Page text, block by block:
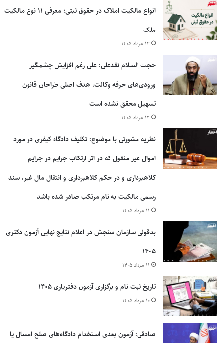
انواع مالکیت املاک در حقوق ثبتی؛ معرفی ۱۱ نوع مالکیت
ملک
۱۲ مرداد ۱۴۰۵
حجت السلام نقدعلی: علی رغم افزایش چشمگیر
ورودی‌های حرفه وکالت، هدف اصلی طراحان قانون
تسهیل محقق نشده است
۱۴ مرداد ۱۴۰۵
نظریه مشورتی با موضوع: تکلیف دادگاه کیفری در مورد
اموال غیر منقول که در اثر ارتکاب جرایم در جرایم
کلاهبرداری و در حکم کلاهبرداری و انتقال مال غیر، سند
رسمی مالکیت به نام مرتکب صادر شده باشد
۱۱ مرداد ۱۴۰۵
بدقولی سازمان سنجش در اعلام نتایج نهایی آزمون دکتری
۱۴۰۵
۱۱ مرداد ۱۴۰۵
تاریخ ثبت نام و برگزاری آزمون دفتریاری ۱۴۰۵
۱۰ مرداد ۱۴۰۵
صادقی: آزمون بعدی استخدام دادگاه‌های صلح امسال یا